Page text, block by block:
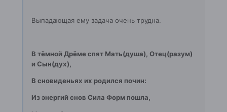
Выпадающая ему задача очень трудна.
В тёмной Дрёме спят Мать(душа), Отец(разум)
и Сын(дух),
В сновиденьях их родился почин:
Из энергий снов Сила Форм пошла,